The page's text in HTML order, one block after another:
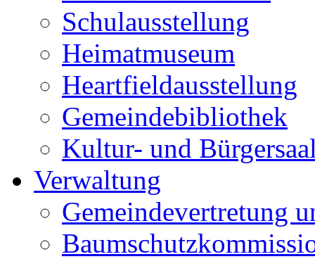
Schulausstellung
Heimatmuseum
Heartfieldausstellung
Gemeindebibliothek
Kultur- und
Verwaltung
Gemeindevertretung